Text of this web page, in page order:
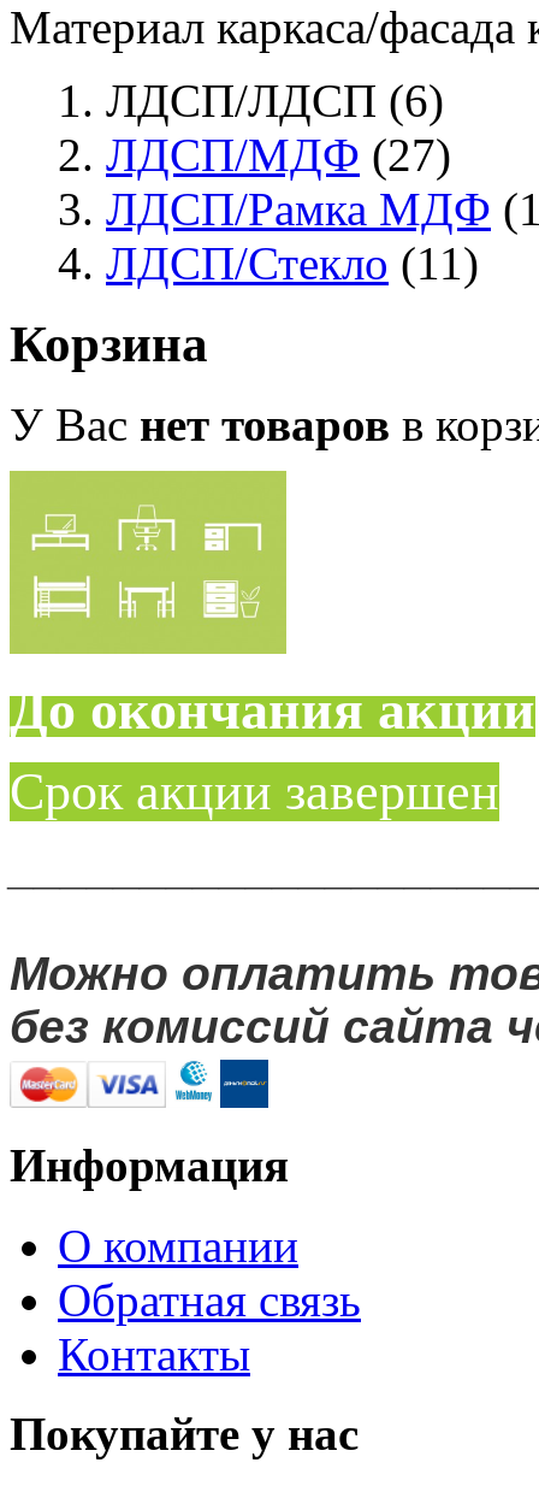
Материал каркаса/
ЛДСП/ЛДСП (6)
ЛДСП/МДФ (27)
ЛДСП/Рамка МДФ
ЛДСП/Стекло (11)
Корзина
У Вас нет товаров в
До окончания акции
Срок акции завершен
Можно оплатить
без комиссий сайта
Информация
О компании
Обратная связь
Контакты
Покупайте у нас